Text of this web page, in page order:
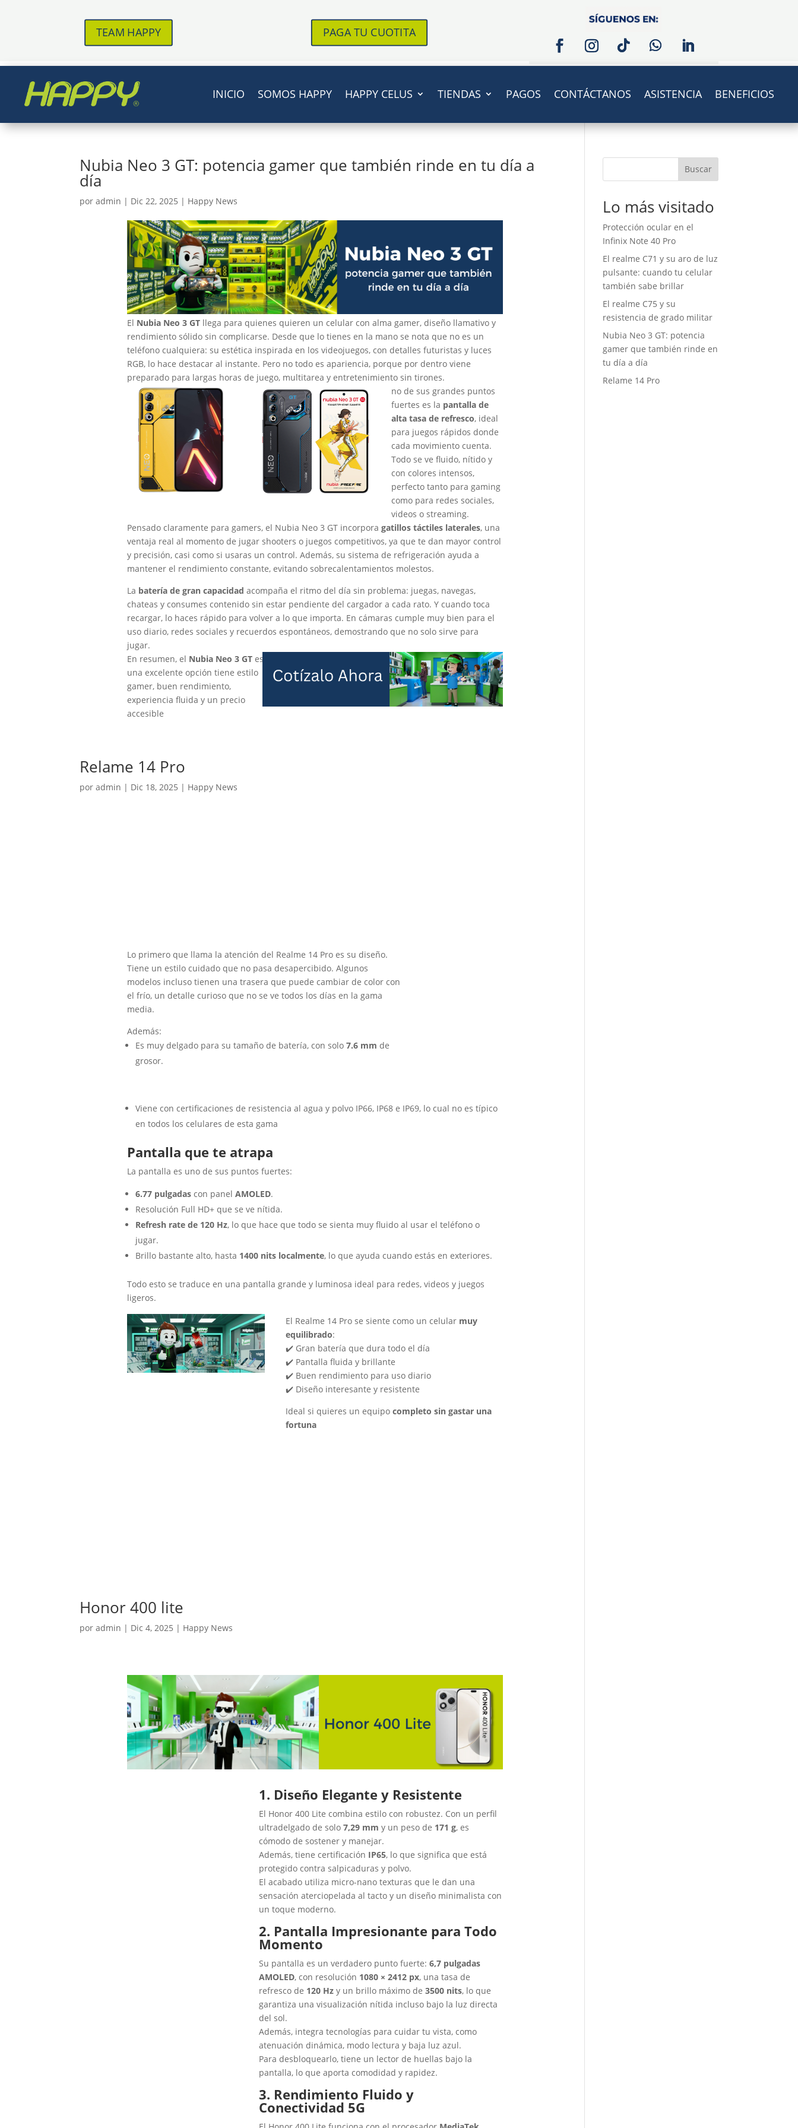
TEAM HAPPY PAGA TU CUOTITA
INICIO SOMOS HAPPY HAPPY CELUS TIENDAS PAGOS CONTÁCTANOS ASISTENCIA BENEFICIOS
Nubia Neo 3 GT: potencia gamer que también rinde en tu día a
día
poradmin | Dic 22, 2025 | Happy News
El Nubia Neo 3 GTllega para quienes quieren un celular con alma gamer, diseño llamativo y
rendimiento sólido sin complicarse. Desde que lo tienes en la mano se nota que no es un
teléfono cualquiera: su estética inspirada en los videojuegos, con detalles futuristas y luces
RGB, lo hace destacar al instante. Pero no todo es apariencia, porque por dentro viene
preparado para largas horas de juego, multitarea y entretenimiento sin tirones.
no de sus grandes puntos
fuertes es la pantalla de
alta tasa de refresco, ideal
para juegos rápidos donde
cada movimiento cuenta.
Todo se ve fluido, nítido y
con colores intensos,
perfecto tanto para gaming
como para redes sociales,
videos o streaming.
Pensado claramente para gamers, el Nubia Neo 3 GT incorpora gatillos táctiles laterales, una
ventaja real al momento de jugar shooters o juegos competitivos, ya que te dan mayor control
y precisión, casi como si usaras un control. Además, su sistema de refrigeración ayuda a
mantener el rendimiento constante, evitando sobrecalentamientos molestos.
La batería de gran capacidad acompaña el ritmo del día sin problema: juegas, navegas,
chateas y consumes contenido sin estar pendiente del cargador a cada rato. Y cuando toca
recargar, lo haces rápido para volver a lo que importa. En cámaras cumple muy bien para el
uso diario, redes sociales y recuerdos espontáneos, demostrando que no solo sirve para
jugar.
En resumen, el Nubia Neo 3 GTes
una excelente opción tiene estilo
gamer, buen rendimiento,
experiencia fluida y un precio
accesible
Relame 14 Pro
poradmin | Dic 18, 2025 | Happy News
Lo primero que llama la atención del Realme 14 Pro es su diseño.
Tiene un estilo cuidado que no pasa desapercibido. Algunos
modelos incluso tienen una trasera que puede cambiar de color con
el frío, un detalle curioso que no se ve todos los días en la gama
media.
Además:
Es muy delgado para su tamaño de batería, con solo 7.6 mm de
grosor.
Viene con certificaciones de resistencia al agua y polvo IP66, IP68 e IP69, lo cual no es típico
en todos los celulares de esta gama
Pantalla que te atrapa
La pantalla es uno de sus puntos fuertes:
6.77 pulgadascon panel AMOLED.
Resolución Full HD+ que se ve nítida.
Refresh rate de 120 Hz, lo que hace que todo se sienta muy fluido al usar el teléfono o
jugar.
Brillo bastante alto, hasta 1400 nits localmente, lo que ayuda cuando estás en exteriores.
Todo esto se traduce en una pantalla grande y luminosa ideal para redes, videos y juegos
ligeros.
El Realme 14 Pro se siente como un celular muy
equilibrado:
✔️ Gran batería que dura todo el día
✔️ Pantalla fluida y brillante
✔️ Buen rendimiento para uso diario
✔️ Diseño interesante y resistente
Ideal si quieres un equipo completo sin gastar una
fortuna
Honor 400 lite
poradmin | Dic 4, 2025 | Happy News
1. Diseño Elegante y Resistente
El Honor 400 Lite combina estilo con robustez. Con un perfil
ultradelgado de solo7,29 mm y un peso de 171 g, es
cómodo de sostener y manejar.
Además, tiene certificación IP65, lo que significa que está
protegido contra salpicaduras y polvo.
El acabado utiliza micro-nano texturas que le dan una
sensación aterciopelada al tacto y un diseño minimalista con
un toque moderno.
2. Pantalla Impresionante para Todo
Momento
Su pantalla es un verdadero punto fuerte:6,7 pulgadas
AMOLED, con resolución 1080 × 2412 px, una tasa de
refresco de 120 Hz y un brillo máximo de3500 nits, lo que
garantiza una visualización nítida incluso bajo la luz directa
del sol.
Además, integra tecnologías para cuidar tu vista, como
atenuación dinámica, modo lectura y baja luz azul.
Para desbloquearlo, tiene un lector de huellas bajo la
pantalla, lo que aporta comodidad y rapidez.
3. Rendimiento Fluido y
Conectividad 5G
Buscar
Lo más visitado
Protección ocular en el
Infinix Note 40 Pro
El realme C71 y su aro de luz
pulsante: cuando tu celular
también sabe brillar
El realme C75 y su
resistencia de grado militar
Nubia Neo 3 GT: potencia
gamer que también rinde en
tu día a día
Relame 14 Pro